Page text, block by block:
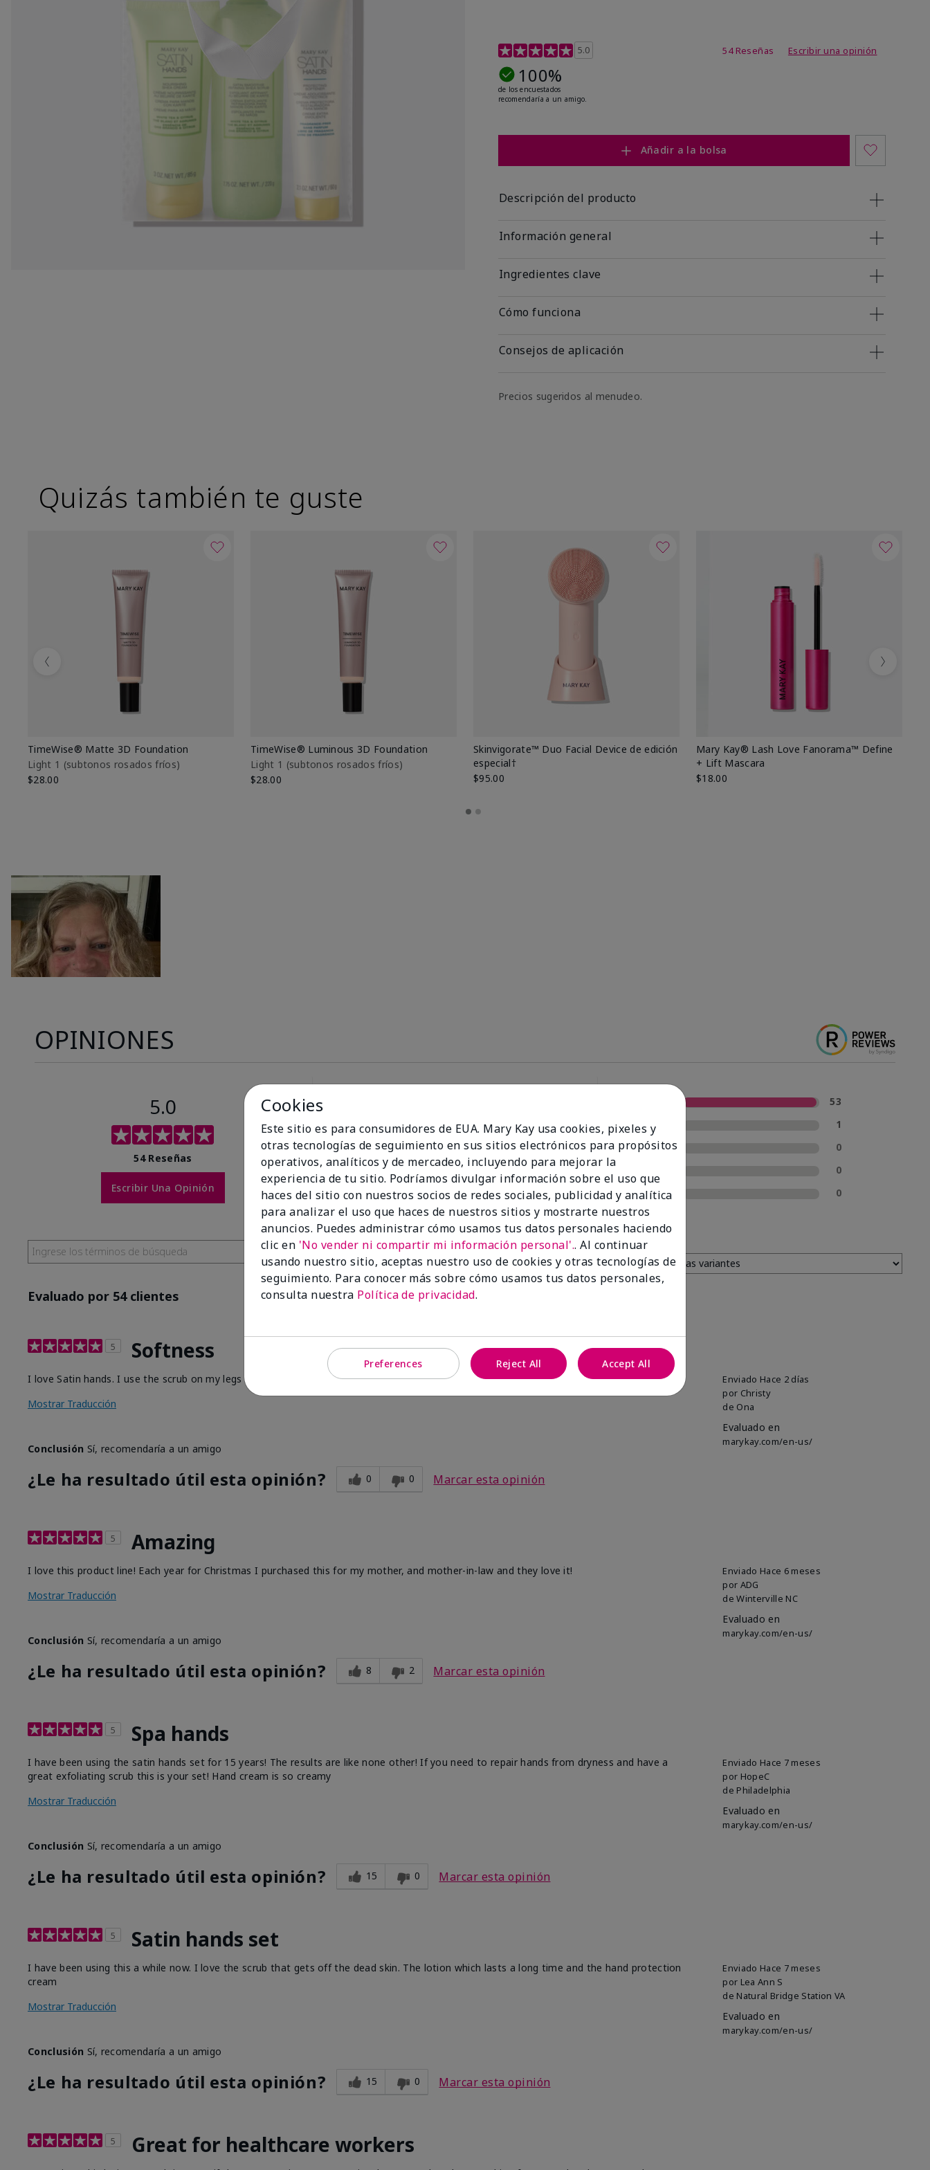
Calificación de clientes de 4,7 de 5
5.0 54 Reseñas Escribir una opinión
100%
de los encuestados
recomendaría a un amigo.
Añadir a la bolsa
Descripción del producto
Información general
Ingredientes clave
Cómo funciona
Consejos de aplicación
Precios sugeridos al menudeo.
Quizás también te guste
TimeWise® Matte 3D Foundation
Light 1​ (subtonos rosados fríos)
$28.00
TimeWise® Luminous 3D Foundation
Light 1​ (subtonos rosados fríos)
$28.00
Skinvigorate™ Duo Facial Device de edición
especial†
$95.00
Mary Kay® Lash Love Fanorama™ Define
+ Lift Mascara
$18.00
Previous Next
OPINIONES
5.0
54 Reseñas
Escribir Una Opinión
de los encuestados
recomendaría a un
amigo.
53
4 estrellas
1
3 estrellas
0
0
1 estrella
0
Evaluado por 54 clientes
5 Softness
Enviado Hace 2 días
por Christy
de Ona
Evaluado en
marykay.com/en-us/
I love Satin hands. I use the scrub on my legs before I shave. After I use the other two products. Makes my legs and hands super soft!
Mostrar Traducción
Conclusión Sí, recomendaría a un amigo
¿Le ha resultado útil esta opinión? 0 0 Marcar esta opinión
5 Amazing
Enviado Hace 6 meses
por ADG
de Winterville NC
Evaluado en
marykay.com/en-us/
I love this product line! Each year for Christmas I purchased this for my mother, and mother-in-law and they love it!
Mostrar Traducción
Conclusión Sí, recomendaría a un amigo
¿Le ha resultado útil esta opinión? 8 2 Marcar esta opinión
5 Spa hands
Enviado Hace 7 meses
por HopeC
de Philadelphia
Evaluado en
marykay.com/en-us/
I have been using the satin hands set for 15 years! The results are like none other! If you need to repair hands from dryness and have a
great exfoliating scrub this is your set! Hand cream is so creamy
Mostrar Traducción
Conclusión Sí, recomendaría a un amigo
¿Le ha resultado útil esta opinión? 15 0 Marcar esta opinión
5 Satin hands set
Enviado Hace 7 meses
por Lea Ann S
de Natural Bridge Station VA
Evaluado en
marykay.com/en-us/
I have been using this a while now. I love the scrub that gets off the dead skin. The lotion which lasts a long time and the hand protection
cream
Mostrar Traducción
Conclusión Sí, recomendaría a un amigo
¿Le ha resultado útil esta opinión? 15 0 Marcar esta opinión
5 Great for healthcare workers
Cookies
Este sitio es para consumidores de EUA. Mary Kay usa cookies, pixeles y
otras tecnologías de seguimiento en sus sitios electrónicos para propósitos
operativos, analíticos y de mercadeo, incluyendo para mejorar la
experiencia de tu sitio. Podríamos divulgar información sobre el uso que
haces del sitio con nuestros socios de redes sociales, publicidad y analítica
para analizar el uso que haces de nuestros sitios y mostrarte nuestros
anuncios. Puedes administrar cómo usamos tus datos personales haciendo
clic en 'No vender ni compartir mi información personal'.. Al continuar
usando nuestro sitio, aceptas nuestro uso de cookies y otras tecnologías de
seguimiento. Para conocer más sobre cómo usamos tus datos personales,
consulta nuestra Política de privacidad.
Preferences Reject All Accept All